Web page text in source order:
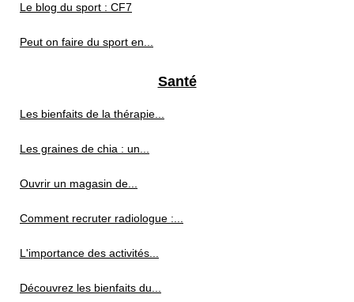
Le blog du sport : CF7
Peut on faire du sport en...
Santé
Les bienfaits de la thérapie...
Les graines de chia : un...
Ouvrir un magasin de...
Comment recruter radiologue :...
L'importance des activités...
Découvrez les bienfaits du...